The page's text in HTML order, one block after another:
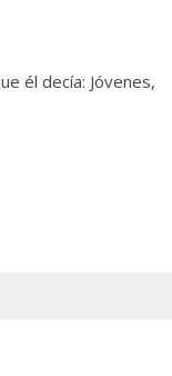
él decía: Jóvenes,